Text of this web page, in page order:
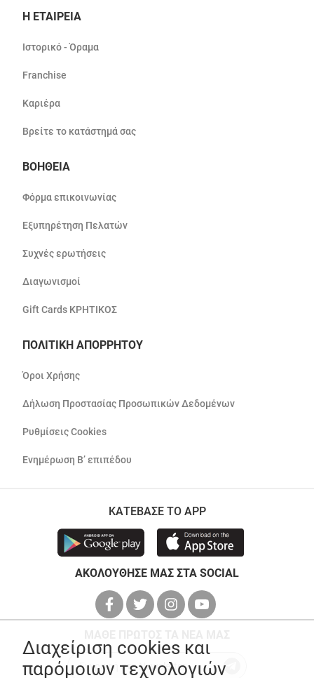
Η ΕΤΑΙΡΕΙΑ
Ιστορικό - Όραμα
Franchise
Καριέρα
Βρείτε το κατάστημά σας
ΒΟΗΘΕΙΑ
Φόρμα επικοινωνίας
Εξυπηρέτηση Πελατών
Συχνές ερωτήσεις
Διαγωνισμοί
Gift Cards ΚΡΗΤΙΚΟΣ
ΠΟΛΙΤΙΚΗ ΑΠΟΡΡΗΤΟΥ
Όροι Χρήσης
Δήλωση Προστασίας Προσωπικών Δεδομένων
Ρυθμίσεις Cookies
Ενημέρωση Β’ επιπέδου
ΚΑΤΕΒΑΣΕ ΤΟ APP
ΑΚΟΛΟΥΘΗΣΕ ΜΑΣ ΣΤΑ SOCIAL
Διαχείριση cookies και
παρόμοιων τεχνολογιών